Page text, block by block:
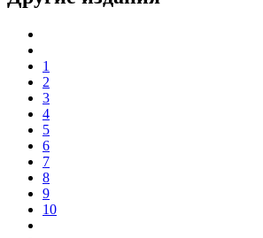
1
2
3
4
5
6
7
8
9
10